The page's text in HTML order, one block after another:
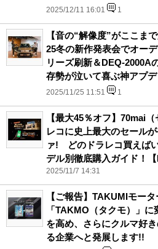
2025/12/11 16:01 1
【音の“解像度”がここま
25冬の新作発表会でオー
リーズ刷新＆DEQ-2000A
存勢が泣いて喜ぶ神アプデ
2025/11/25 11:51 1
【最大45％オフ】70mai
レコに史上最大のセール
ァ! どのドラレコ買えば
デル別徹底購入ガイド！【
2025/11/7 14:31
【ご報告】TAKUMIモー
「TAKMO（タクモ）」
を高め、さらにクルマ好
る企業へと発展します!!